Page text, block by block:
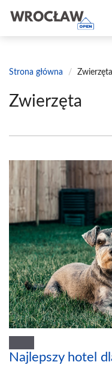
treści
Strona główna / Zwierzęta
Zwierzęta
Najlepszy hotel